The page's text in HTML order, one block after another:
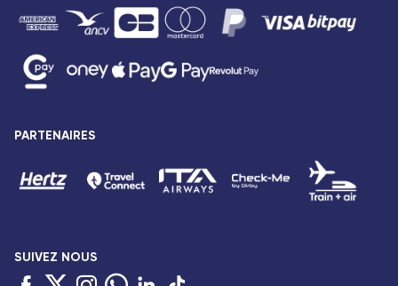
SUIVEZ NOUS
Conditions tarifaires
Droits des passagers
Conditions générales de vente
Plan du site
Gestion des cookies
Vols Paris Saint-Denis
Vols Paris Dzaoudzi
Vols Paris Cotonou
PARTENAIRES